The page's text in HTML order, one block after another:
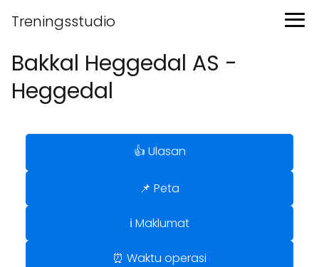
Treningsstudio
Bakkal Heggedal AS -
Heggedal
👍 Ulasan
📌 Peta
ℹ️ Maklumat
⏰ Waktu operasi